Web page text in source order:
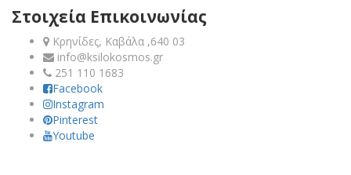
Στοιχεία Επικοινωνίας
Κρηνίδες, Καβάλα ,640 03
info@ksilokosmos.gr
251 110 1683
Facebook
Instagram
Pinterest
Youtube